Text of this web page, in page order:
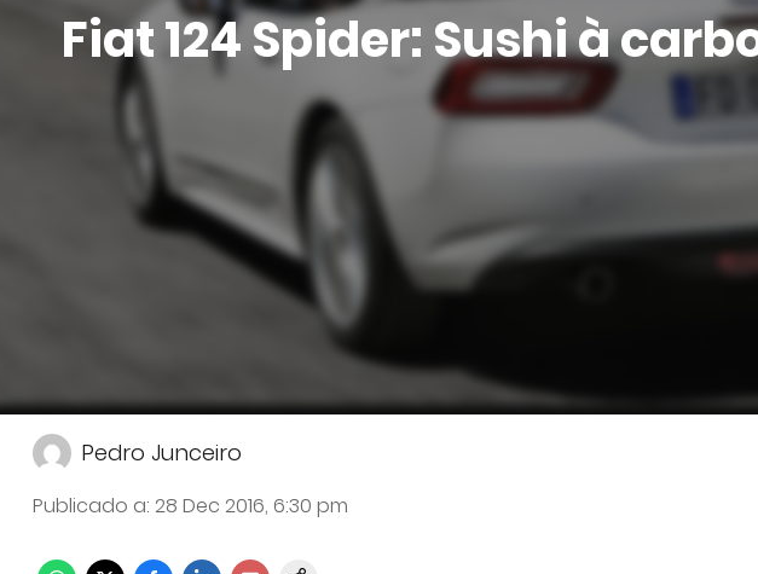
Fiat 124 Spider: Sushi à
Pedro Junceiro
Publicado a: 28 Dec 2016, 6:30 pm